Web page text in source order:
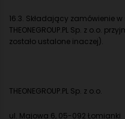
16.3. Składający zamówienie
THEONEGROUP.PL Sp. z o.o.
zostało ustalone inaczej).
THEONEGROUP.PL Sp. z o.o.
ul. Majowa 6, 05-092 Łomianki